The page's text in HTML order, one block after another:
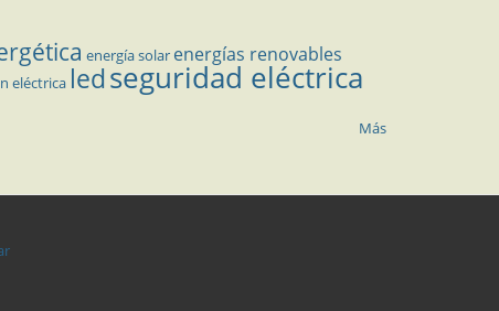
energía solar energías renovables
eléctrica ledseguridad eléctrica
Más